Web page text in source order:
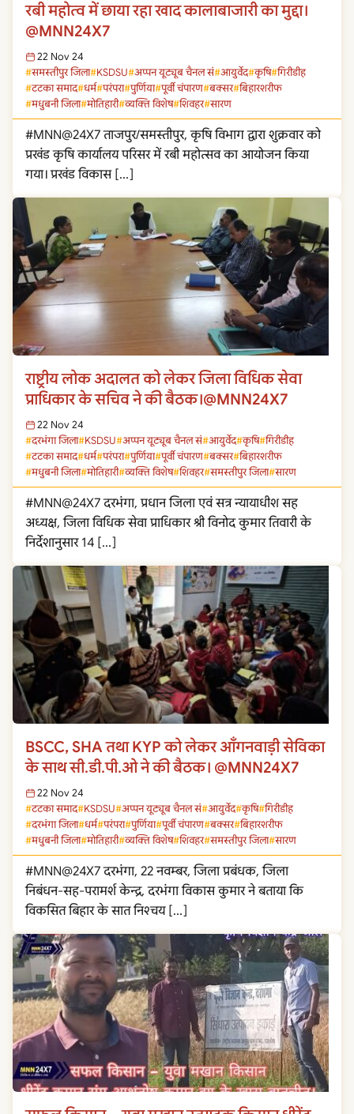
रबी महोत्व में छाया रहा खाद कालाबाजारी का मुद्दा।
@MNN24X7
22 Nov 24
समस्तीपुर जिला KSDSU अप्पन यूट्यूब चैनल सं आयुर्वेद कृषि गिरीडीह
टटका समाद धर्म परंपरा पुर्णिया पूर्वी चंपारण बक्सर बिहारशरीफ
मधुबनी जिला मोतिहारी व्यक्ति विशेष शिवहर सारण
#MNN@24X7 ताजपुर/समस्तीपुर, कृषि विभाग द्वारा शुक्रवार को
प्रखंड कृषि कार्यालय परिसर में रबी महोत्सव का आयोजन किया
गया। प्रखंड विकास […]
राष्ट्रीय लोक अदालत को लेकर जिला विधिक सेवा
प्राधिकार के सचिव ने की बैठक।@MNN24X7
22 Nov 24
दरभंगा जिला KSDSU अप्पन यूट्यूब चैनल सं आयुर्वेद कृषि गिरीडीह
टटका समाद धर्म परंपरा पुर्णिया पूर्वी चंपारण बक्सर बिहारशरीफ
मधुबनी जिला मोतिहारी व्यक्ति विशेष शिवहर समस्तीपुर जिला सारण
#MNN@24X7 दरभंगा, प्रधान जिला एवं सत्र न्यायाधीश सह
अध्यक्ष, जिला विधिक सेवा प्राधिकार श्री विनोद कुमार तिवारी के
निर्देशानुसार 14 […]
BSCC, SHA तथा KYP को लेकर आँगनवाड़ी सेविका
के साथ सी.डी.पी.ओ ने की बैठक। @MNN24X7
22 Nov 24
टटका समाद KSDSU अप्पन यूट्यूब चैनल सं आयुर्वेद कृषि गिरीडीह
दरभंगा जिला धर्म परंपरा पुर्णिया पूर्वी चंपारण बक्सर बिहारशरीफ
मधुबनी जिला मोतिहारी व्यक्ति विशेष शिवहर समस्तीपुर जिला सारण
#MNN@24X7 दरभंगा, 22 नवम्बर, जिला प्रबंधक, जिला
निबंधन-सह-परामर्श केन्द्र, दरभंगा विकास कुमार ने बताया कि
विकसित बिहार के सात निश्चय […]